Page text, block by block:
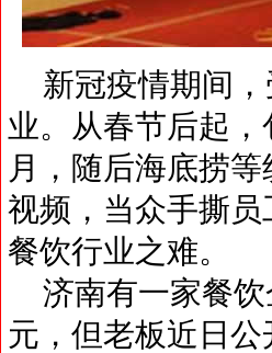
新冠疫情期间，
业。从春节后起
月，随后海底捞
视频，当众手撕
餐饮行业之难。
济南有一家餐饮
元，但老板近日